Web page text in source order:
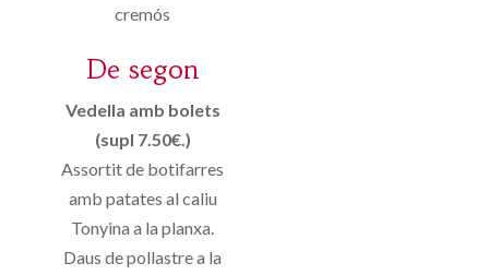
cremós
De segon
Vedella amb bolets
(supl 7.50€.)
Assortit de botifarres
amb patates al caliu
Tonyina a la planxa.
Daus de pollastre a la